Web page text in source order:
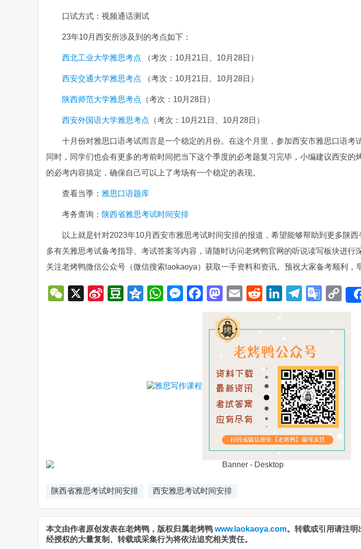
口试方式：视频通话测试
23年10月西安所涉及到的考点如下：
西北工业大学雅思考点 （考次：10月21日、10月28日）
西安交通大学雅思考点 （考次：10月21日、10月28日）
陕西师范大学雅思考点 （考次：10月28日）
西安外国语大学雅思考点 （考次：10月21日、10月28日）
十月份对雅思口语考试而言是一个稳定的月份。在这个月里，参加西安市雅思口语考
同时，同学们也会有更多的考前时间把当下这个季度的必考题复习完毕，小编建议西安的
的必考内容搞定，确保自己可以上了考场有一个稳定的表现。
查看当季： 雅思口语题库
考务查询： 陕西省雅思考试时间安排
以上就是针对2023年10月西安市雅思考试时间安排的报道，希望能够帮助到更多陕
多有关雅思考试备考指导、考试答案等内容，请随时访问老烤鸭官网的听说读写板块进行
关注老烤鸭微信公众号（微信搜索laokaoya）获取一手资料和资讯。预祝大家备考顺利，
WeChat
X
SinaDouban
QzoneWhatsApp
Messenger
Facebook
Mastodon
EmailRedditLinkedIn
陕西省雅思考试时间安排 西安雅思考试时间安排
本文由作者原创发表在老烤鸭，版权归属老烤鸭 www.laokaoya.com。转载或引用请注
经授权的大量复制、转载或采集行为将依法追究相关责任。